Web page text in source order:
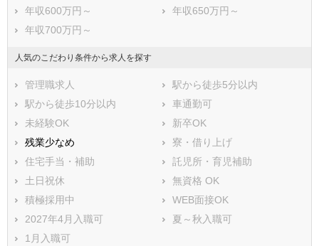
年収600万円～
年収650万円～
年収700万円～
人気のこだわり条件から求人を探す
管理職求人
駅から徒歩5分以内
駅から徒歩10分以内
車通勤可
未経験OK
新卒OK
残業少なめ
寮・借り上げ
住宅手当・補助
託児所・育児補助
土日祝休
無資格 OK
積極採用中
WEB面接OK
2027年4月入職可
夏～秋入職可
1月入職可